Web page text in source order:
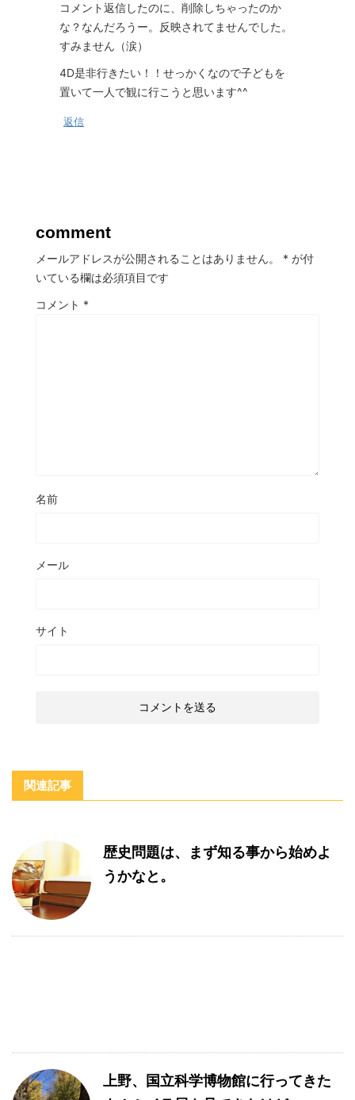
コメント返信したのに、削除しちゃったのか
な？なんだろうー。反映されてませんでした。
すみません（涙）
4D是非行きたい！！せっかくなので子どもを
置いて一人で観に行こうと思います^^
返信
comment
メールアドレスが公開されることはありません。 * が付
いている欄は必須項目です
コメント *
名前
メール
サイト
関連記事
歴史問題は、まず知る事から始めよ
うかなと。
上野、国立科学博物館に行ってきた